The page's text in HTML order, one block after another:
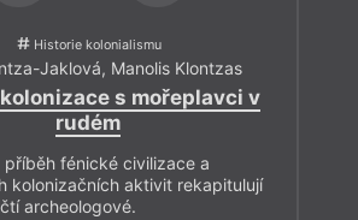
Historie kolonialismu
Jaklová, Manolis Klontzas
s mořeplavci v
rudém
fénické civilizace a
kolonizačních aktivit rekapitulují
archeologové.